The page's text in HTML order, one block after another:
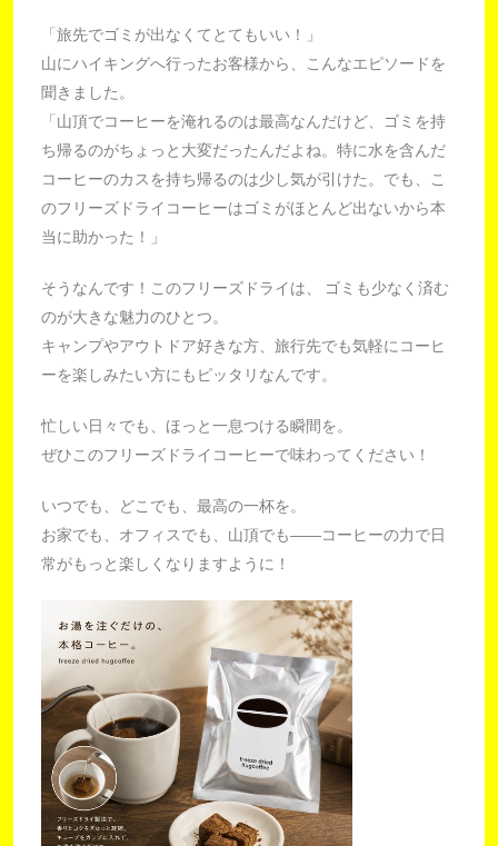
「旅先でゴミが出なくてとてもいい！」
山にハイキングへ行ったお客様から、こんなエピソードを
聞きました。
「山頂でコーヒーを淹れるのは最高なんだけど、ゴミを持
ち帰るのがちょっと大変だったんだよね。特に水を含んだ
コーヒーのカスを持ち帰るのは少し気が引けた。でも、こ
のフリーズドライコーヒーはゴミがほとんど出ないから本
当に助かった！」
そうなんです！このフリーズドライは、 ゴミも少なく済む
のが大きな魅力のひとつ。
キャンプやアウトドア好きな方、旅行先でも気軽にコーヒ
ーを楽しみたい方にもピッタリなんです。
忙しい日々でも、ほっと一息つける瞬間を。
ぜひこのフリーズドライコーヒーで味わってください！
いつでも、どこでも、最高の一杯を。
お家でも、オフィスでも、山頂でも――コーヒーの力で日
常がもっと楽しくなりますように！